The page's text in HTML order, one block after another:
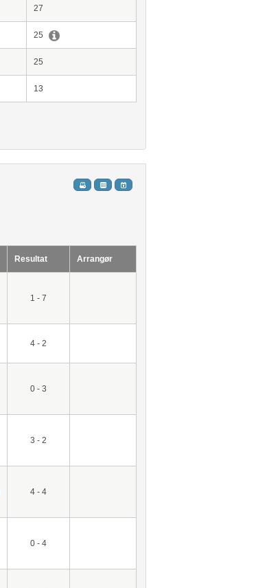
27
25
25
13
Resultat Arrangør
1 - 7
4 - 2
0 - 3
3 - 2
4 - 4
0 - 4